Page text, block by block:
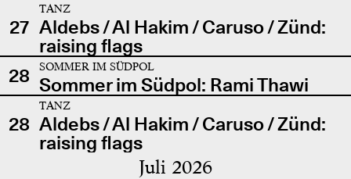
27
TANZ
Aldebs / Al Hakim / Caruso / Zünd:
raising flags
28
SOMMER IM SÜDPOL
Sommer im Südpol: Rami Thawi
28
TANZ
Aldebs / Al Hakim / Caruso / Zünd:
raising flags
Juli 2026